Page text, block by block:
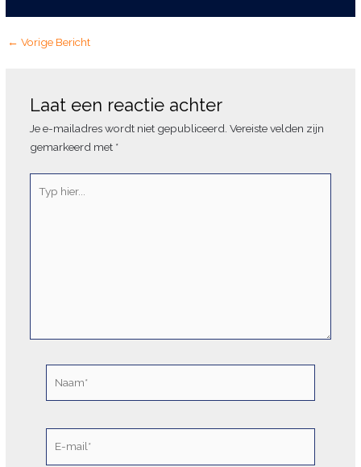
← Vorige Bericht
Laat een reactie achter
Je e-mailadres wordt niet gepubliceerd. Vereiste velden zijn
gemarkeerd met *
hier...